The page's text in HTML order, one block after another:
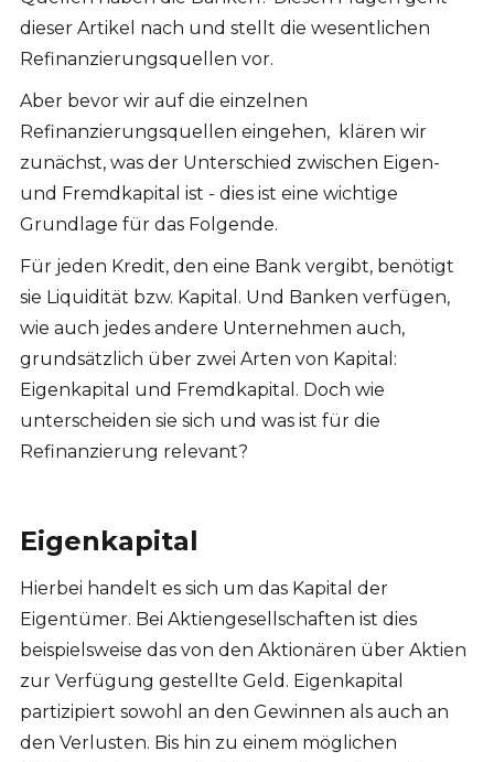
dieser Artikel nach und stellt die wesentlichen
Refinanzierungsquellen vor.
Aber bevor wir auf die einzelnen
Refinanzierungsquellen eingehen, klären wir
zunächst, was der Unterschied zwischen Eigen-
und Fremdkapital ist - dies ist eine wichtige
Grundlage für das Folgende.
Für jeden Kredit, den eine Bank vergibt, benötigt
sie Liquidität bzw. Kapital. Und Banken verfügen,
wie auch jedes andere Unternehmen auch,
grundsätzlich über zwei Arten von Kapital:
Eigenkapital und Fremdkapital. Doch wie
unterscheiden sie sich und was ist für die
Refinanzierung relevant?
Eigenkapital
Hierbei handelt es sich um das Kapital der
Eigentümer. Bei Aktiengesellschaften ist dies
beispielsweise das von den Aktionären über Aktien
zur Verfügung gestellte Geld. Eigenkapital
partizipiert sowohl an den Gewinnen als auch an
den Verlusten. Bis hin zu einem möglichen